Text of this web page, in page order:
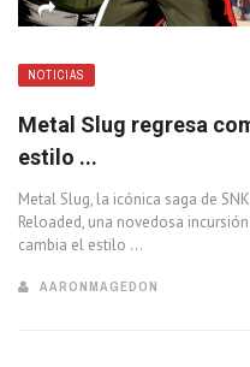
NOTICIAS
Metal Slug regresa
estilo ...
Metal Slug, la icónica saga de
Reloaded, una novedosa
cambia el estilo ...
AARONMAGEDON